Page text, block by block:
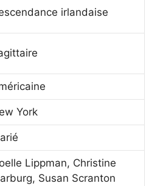
irlandaise
York
Lippman, Christine
Susan Scranton